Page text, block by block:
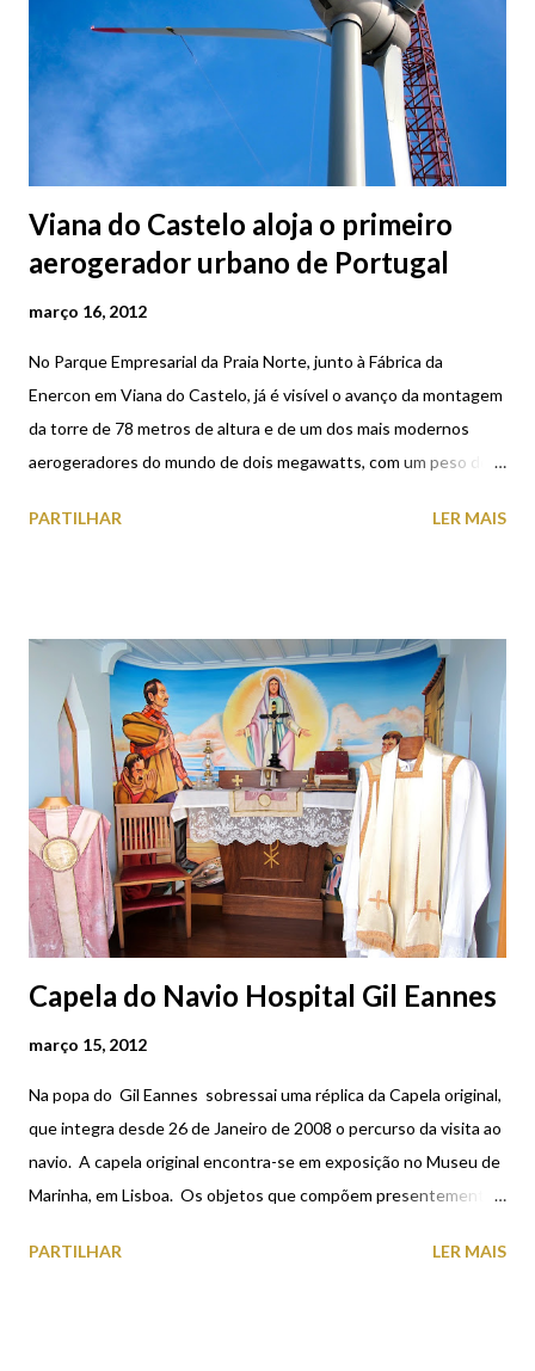
Viana do Castelo aloja o primeiro
aerogerador urbano de Portugal
março 16, 2012
No Parque Empresarial da Praia Norte, junto à Fábrica da
Enercon em Viana do Castelo, já é visível o avanço da montagem
da torre de 78 metros de altura e de um dos mais modernos
aerogeradores do mundo de dois megawatts, com um peso de
em Viana do Castelo, irá fornecer energia à própria fábrica e
PARTILHAR LER MAIS
Capela do Navio Hospital Gil Eannes
março 15, 2012
Na popa do Gil Eannes sobressai uma réplica da Capela original,
que integra desde 26 de Janeiro de 2008 o percurso da visita ao
navio. A capela original encontra-se em exposição no Museu de
Marinha, em Lisboa. Os objetos que compõem presentemente a
vestes do capelão, cruz de Cristo e os castiçais. O pintor
PARTILHAR LER MAIS